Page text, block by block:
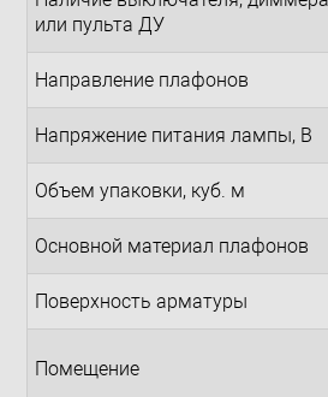
или пульта ДУ
Направление плафонов
Напряжение питания лампы, В
Объем упаковки, куб. м
Основной материал плафонов
Поверхность арматуры
Помещение